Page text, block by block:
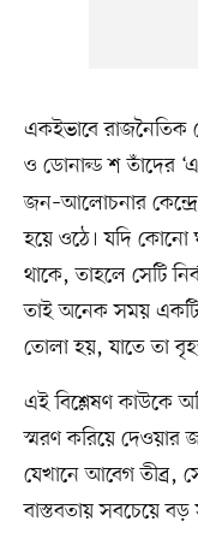
একইভাবে রাজনৈতিক
ও ডোনাল্ড শ তাঁদের
জন–আলোচনার
হয়ে ওঠে। যদি কোনো
থাকে, তাহলে সেটি
তাই অনেক সময় একটি
তোলা হয়, যাতে তা
এই বিশ্লেষণ কাউকে
স্মরণ করিয়ে দেওয়ার
যেখানে আবেগ তীব্র,
বাস্তবতায় সবচেয়ে